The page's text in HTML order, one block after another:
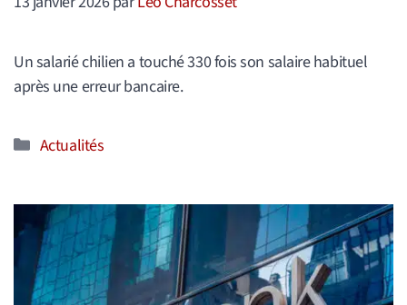
Un salarié chilien a touché 330 fois son salaire habituel
après une erreur bancaire.
Catégories
Actualités